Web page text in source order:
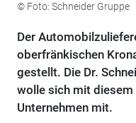
© Foto: Schneider Gruppe
Der
oberfränkischen
gestellt. Die Dr.
wolle sich mit
Unternehmen mit.